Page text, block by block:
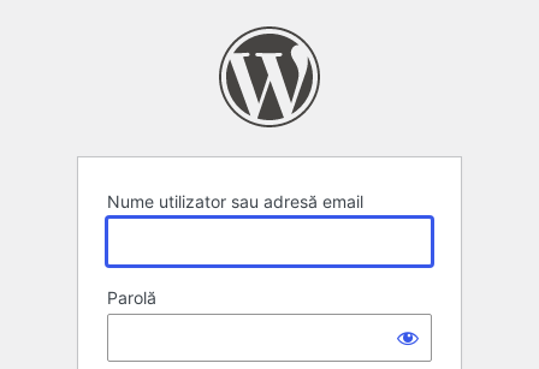
Nume utilizator sau adresă email
Parolă